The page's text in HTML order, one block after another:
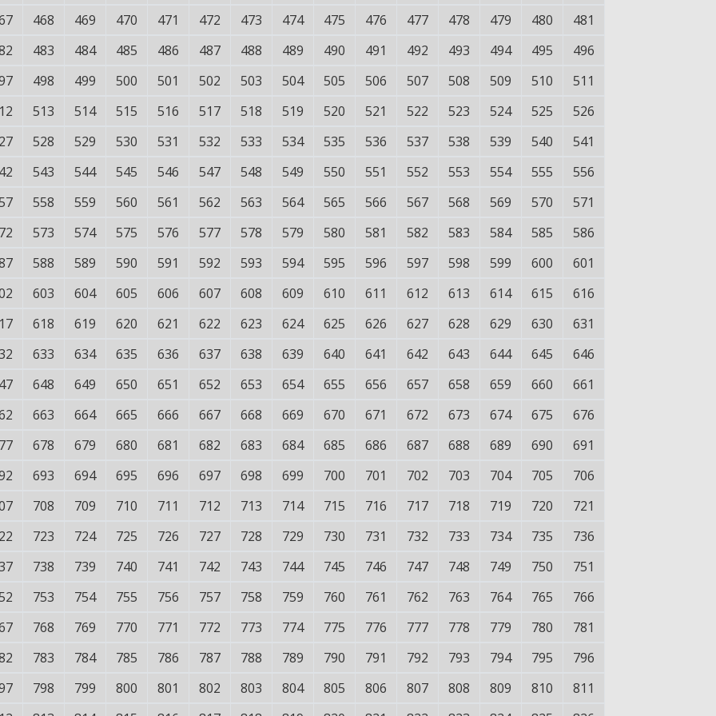
468 469 470 471 472 473 474 475 476 477 478 479 480
481
483 484 485 486 487 488 489 490 491 492 493 494 495
496
498 499 500 501 502 503 504 505 506 507 508 509 510
511
513 514 515 516 517 518 519 520 521 522 523 524 525
526
528 529 530 531 532 533 534 535 536 537 538 539 540
541
543 544 545 546 547 548 549 550 551 552 553 554 555
556
558 559 560 561 562 563 564 565 566 567 568 569 570
571
573 574 575 576 577 578 579 580 581 582 583 584 585
586
588 589 590 591 592 593 594 595 596 597 598 599 600
601
603 604 605 606 607 608 609 610 611 612 613 614 615
616
618 619 620 621 622 623 624 625 626 627 628 629 630
631
633 634 635 636 637 638 639 640 641 642 643 644 645
646
648 649 650 651 652 653 654 655 656 657 658 659 660
661
663 664 665 666 667 668 669 670 671 672 673 674 675
676
678 679 680 681 682 683 684 685 686 687 688 689 690
691
693 694 695 696 697 698 699 700 701 702 703 704 705
706
708 709 710 711 712 713 714 715 716 717 718 719 720
721
723 724 725 726 727 728 729 730 731 732 733 734 735
736
738 739 740 741 742 743 744 745 746 747 748 749 750
751
753 754 755 756 757 758 759 760 761 762 763 764 765
766
768 769 770 771 772 773 774 775 776 777 778 779 780
781
783 784 785 786 787 788 789 790 791 792 793 794 795
796
798 799 800 801 802 803 804 805 806 807 808 809 810
811